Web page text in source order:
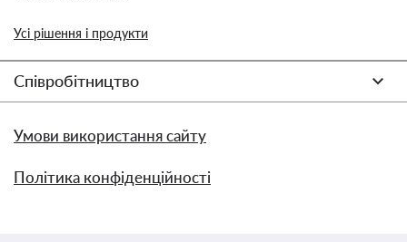
Усі рішення і продукти
Співробітництво
Умови використання сайту
Політика конфіденційності